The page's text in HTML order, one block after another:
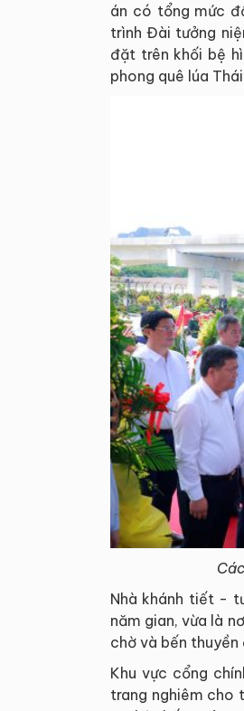
án có tổng mức
trình Đài tưởng
đặt trên khối bệ
phong quê lúa
Nhà khánh tiết -
năm gian, vừa là
chờ và bến thuyền
Khu vực cổng
trang nghiêm cho